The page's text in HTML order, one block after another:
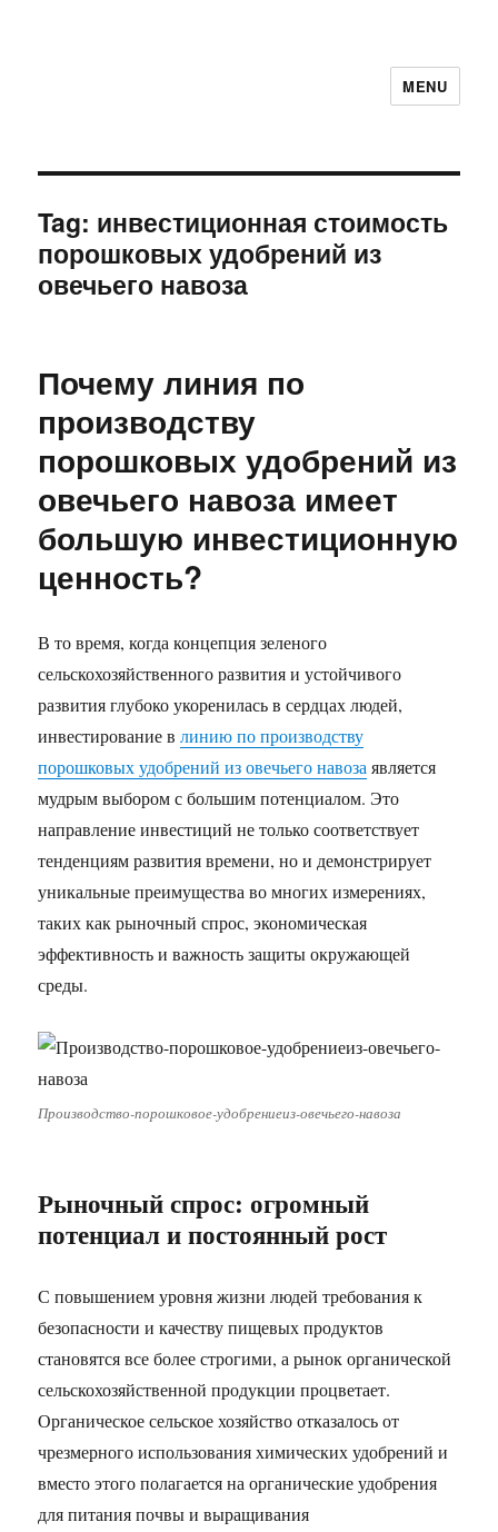
MENU
Tag: инвестиционная стоимость
порошковых удобрений из
овечьего навоза
Почему линия по
производству
порошковых удобрений из
овечьего навоза имеет
большую инвестиционную
ценность?
В то время, когда концепция зеленого
сельскохозяйственного развития и устойчивого
развития глубоко укоренилась в сердцах людей,
инвестирование влинию по производству
порошковых удобрений из овечьего навоза является
мудрым выбором с большим потенциалом. Это
направление инвестиций не только соответствует
тенденциям развития времени, но и демонстрирует
уникальные преимущества во многих измерениях,
таких как рыночный спрос, экономическая
эффективность и важность защиты окружающей
среды. ​
Производство-порошковое-удобрениеиз-овечьего-навоза
Рыночный спрос: огромный
потенциал и постоянный рост
С повышением уровня жизни людей требования к
безопасности и качеству пищевых продуктов
становятся все более строгими, а рынок органической
сельскохозяйственной продукции процветает.
Органическое сельское хозяйство отказалось от
чрезмерного использования химических удобрений и
вместо этого полагается на органические удобрения
для питания почвы и выращивания